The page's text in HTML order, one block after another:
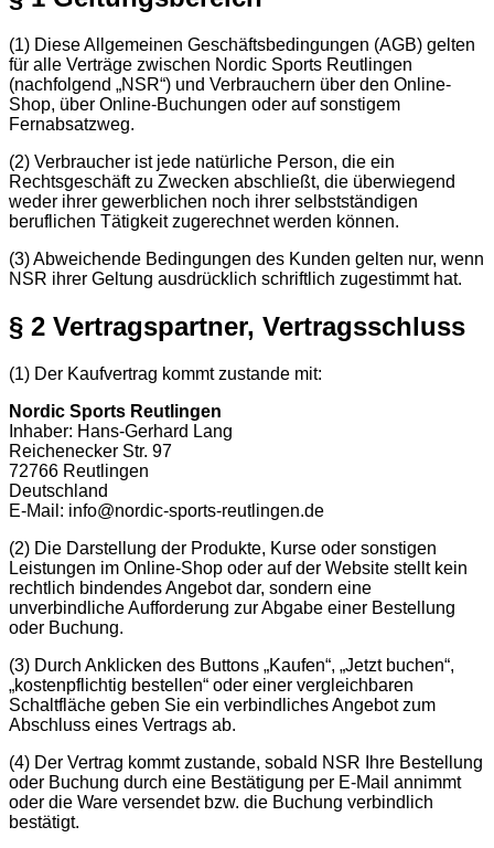
(1) Diese Allgemeinen Geschäftsbedingungen (AGB) gelten
für alle Verträge zwischen Nordic Sports Reutlingen
(nachfolgend „NSR“) und Verbrauchern über den Online-
Shop, über Online-Buchungen oder auf sonstigem
Fernabsatzweg.
(2) Verbraucher ist jede natürliche Person, die ein
Rechtsgeschäft zu Zwecken abschließt, die überwiegend
weder ihrer gewerblichen noch ihrer selbstständigen
beruflichen Tätigkeit zugerechnet werden können.
(3) Abweichende Bedingungen des Kunden gelten nur, wenn
NSR ihrer Geltung ausdrücklich schriftlich zugestimmt hat.
§ 2 Vertragspartner, Vertragsschluss
(1) Der Kaufvertrag kommt zustande mit:
Nordic Sports Reutlingen
Inhaber: Hans-Gerhard Lang
Reichenecker Str. 97
72766 Reutlingen
Deutschland
E-Mail: info@nordic-sports-reutlingen.de
(2) Die Darstellung der Produkte, Kurse oder sonstigen
Leistungen im Online-Shop oder auf der Website stellt kein
rechtlich bindendes Angebot dar, sondern eine
unverbindliche Aufforderung zur Abgabe einer Bestellung
oder Buchung.
(3) Durch Anklicken des Buttons „Kaufen“, „Jetzt buchen“,
„kostenpflichtig bestellen“ oder einer vergleichbaren
Schaltfläche geben Sie ein verbindliches Angebot zum
Abschluss eines Vertrags ab.
(4) Der Vertrag kommt zustande, sobald NSR Ihre Bestellung
oder Buchung durch eine Bestätigung per E-Mail annimmt
oder die Ware versendet bzw. die Buchung verbindlich
bestätigt.